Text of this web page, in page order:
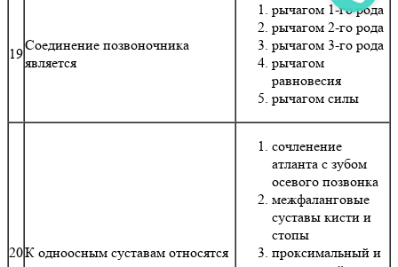
19
Соединение позвоночника
является
рычагом 1-го рода
рычагом 2-го рода
рычагом 3-го рода
рычагом
равновесия
рычагом силы
20К одноосным суставам относятся
сочленение
атланта с зубом
осевого позвонка
межфаланговые
суставы кисти и
стопы
проксимальный и